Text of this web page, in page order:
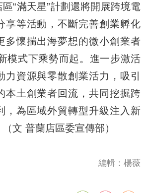
滿天星”計劃還將開展跨境電
享等活動，不斷完善創業孵化
多懷揣出海夢想的微小創業者
模式下乘勢而起。進一步激活
力資源與零散創業活力，吸引
本土創業者回流，共同挖掘跨
，為區域外貿轉型升級注入新
文 普蘭店區委宣傳部）
編輯：楊薇